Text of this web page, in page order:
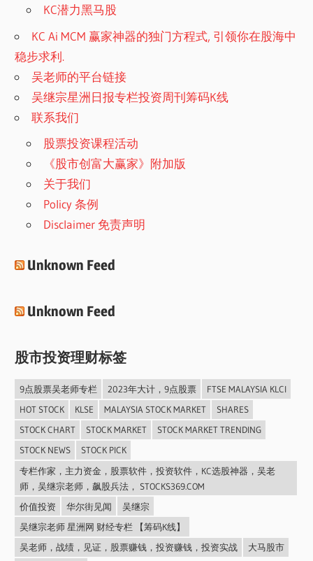
KC潜力黑马股
KC Ai MCM 赢家神器的独门方程式, 引领你在股海中
稳步求利.
吴老师的平台链接
吴继宗星洲日报专栏投资周刊筹码K线
联系我们
股票投资课程活动
《股市创富大赢家》附加版
关于我们
Policy 条例
Disclaimer 免责声明
Unknown Feed
Unknown Feed
股市投资理财标签
9点股票吴老师专栏 2023年大计，9点股票
FTSE MALAYSIA KLCI
HOT STOCK
KLSE MALAYSIA STOCK MARKET
SHARES
STOCK CHART
STOCK MARKET
STOCK MARKET TRENDING
STOCK NEWS
STOCK PICK
专栏作家，主力资金，股票软件，投资软件，KC选股神器，吴老
师，吴继宗老师，飙股兵法， STOCKS369.COM
价值投资
华尔街见闻
吴继宗
吴继宗老师 星洲网 财经专栏 【筹码K线】
吴老师，战绩，见证，股票赚钱，投资赚钱，投资实战
大马股市